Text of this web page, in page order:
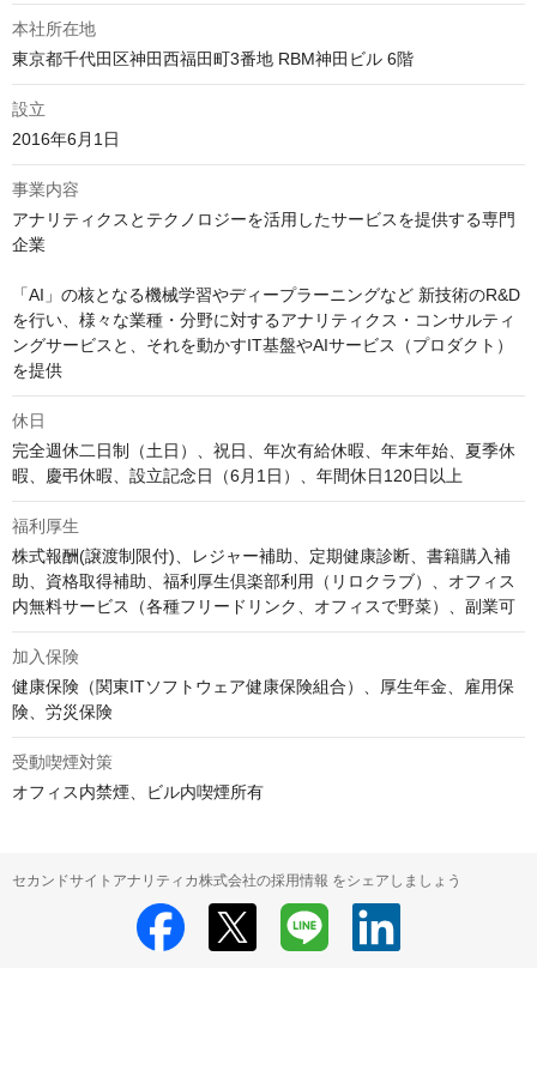
本社所在地
東京都千代田区神田西福田町3番地 RBM神田ビル 6階
設立
2016年6月1日
事業内容
アナリティクスとテクノロジーを活用したサービスを提供する専門
企業
「AI」の核となる機械学習やディープラーニングなど 新技術のR&D
を行い、様々な業種・分野に対するアナリティクス・コンサルティ
ングサービスと、それを動かすIT基盤やAIサービス（プロダクト）
を提供
休日
完全週休二日制（土日）、祝⽇、年次有給休暇、年末年始、夏季休
暇、慶弔休暇、設立記念日（6月1日）、年間休日120日以上
福利厚生
株式報酬(譲渡制限付)、レジャー補助、定期健康診断、書籍購入補
助、資格取得補助、福利厚生倶楽部利用（リロクラブ）、オフィス
内無料サービス（各種フリードリンク、オフィスで野菜）、副業可
加入保険
健康保険（関東ITソフトウェア健康保険組合）、厚生年金、雇用保
険、労災保険
受動喫煙対策
オフィス内禁煙、ビル内喫煙所有
セカンドサイトアナリティカ株式会社の採用情報 をシェアしましょう